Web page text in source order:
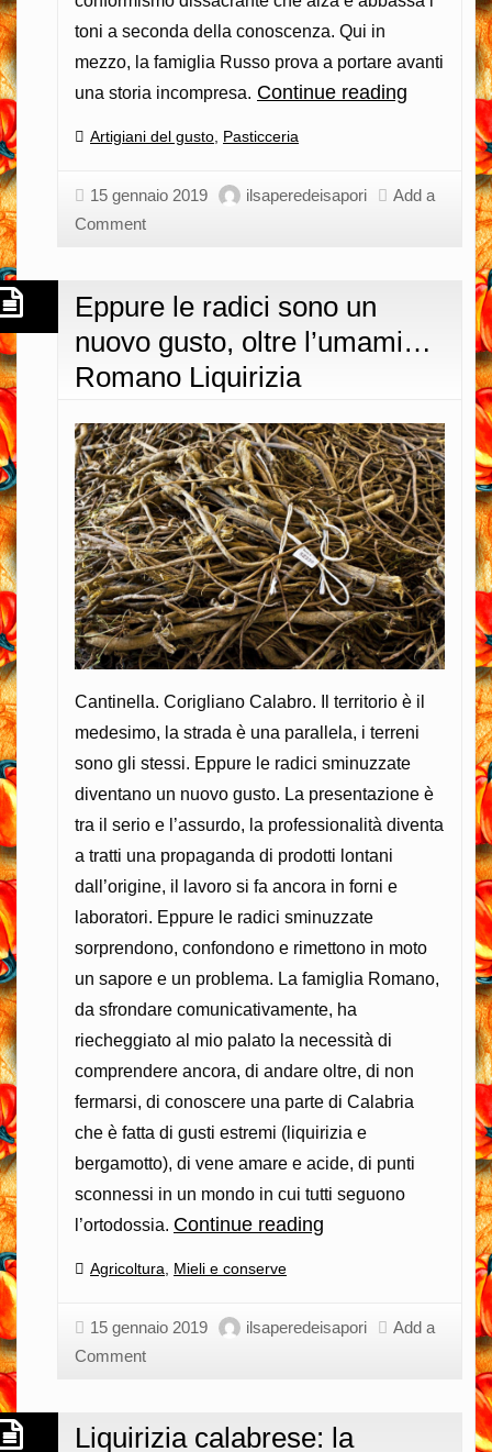
toni a seconda della conoscenza. Qui in
mezzo, la famiglia Russo prova a portare avanti
una storia incompresa. Continue reading
com’era,
come
Salvatore
Russo
Categories:
Artigiani del gusto, Pasticceria
15 gennaio 2019 ilsaperedeisapori
Add a
Comment
Eppure le radici sono un
nuovo gusto, oltre l’umami…
Romano Liquirizia
Cantinella. Corigliano Calabro. Il territorio è il
medesimo, la strada è una parallela, i terreni
sono gli stessi. Eppure le radici sminuzzate
diventano un nuovo gusto. La presentazione è
tra il serio e l’assurdo, la professionalità diventa
a tratti una propaganda di prodotti lontani
dall’origine, il lavoro si fa ancora in forni e
laboratori. Eppure le radici sminuzzate
sorprendono, confondono e rimettono in moto
un sapore e un problema. La famiglia Romano,
da sfrondare comunicativamente, ha
riecheggiato al mio palato la necessità di
comprendere ancora, di andare oltre, di non
fermarsi, di conoscere una parte di Calabria
che è fatta di gusti estremi (liquirizia e
bergamotto), di vene amare e acide, di punti
sconnessi in un mondo in cui tutti seguono
l’ortodossia. Continue reading
sono
oltre
Categories:
Agricoltura Mieli e conserve
15 gennaio 2019 ilsaperedeisapori
Add a
Comment
Liquirizia calabrese: la